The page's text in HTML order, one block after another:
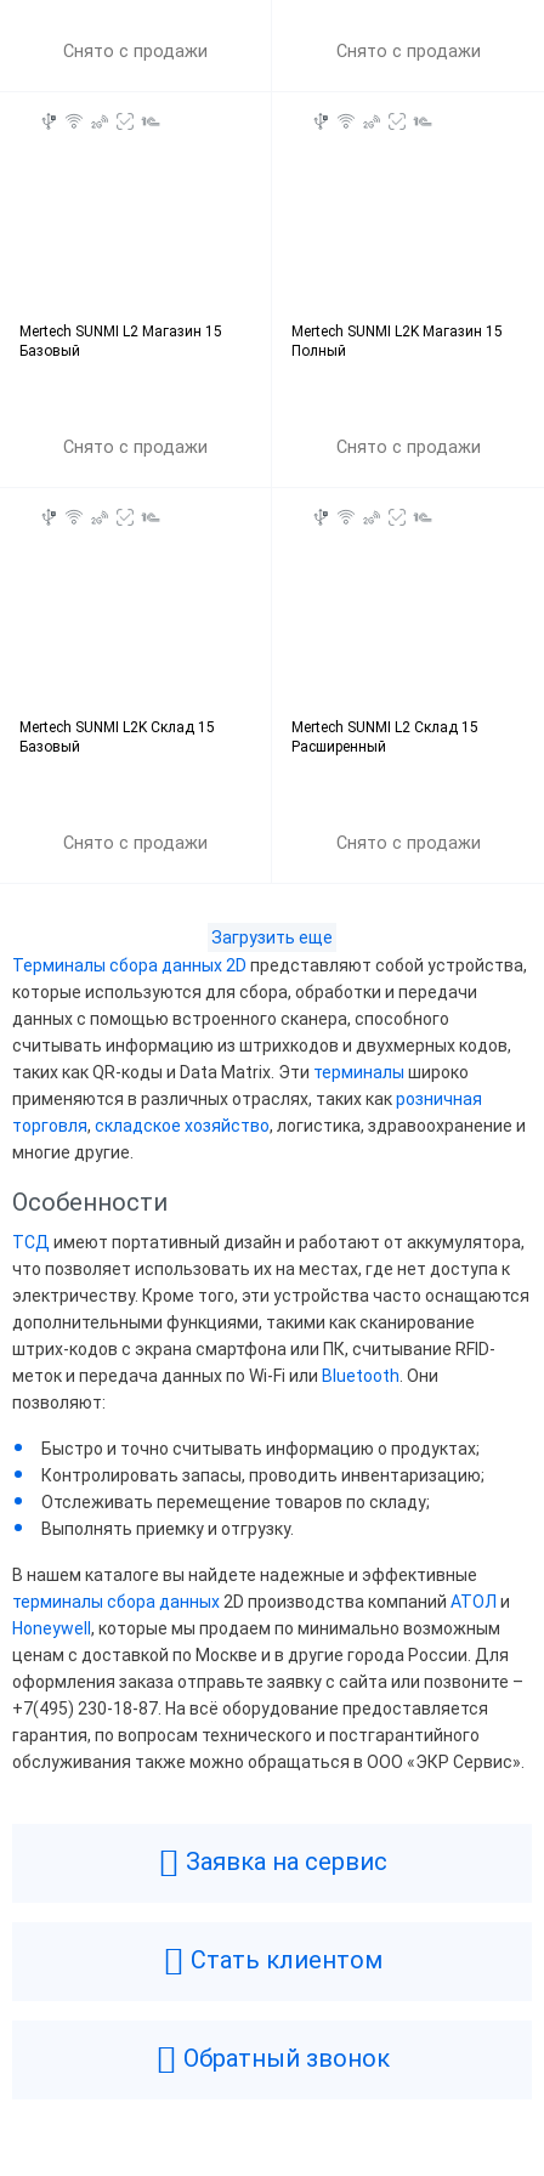
Снято с продажи Снято с продажи
Mertech SUNMI L2 Магазин 15
Базовый
Снято с продажи
Mertech SUNMI L2K Магазин 15
Полный
Снято с продажи
Mertech SUNMI L2K Склад 15
Базовый
Снято с продажи
Mertech SUNMI L2 Склад 15
Расширенный
Снято с продажи
Загрузить еще
Терминалы сбора данных 2D представляют собой устройства,
которые используются для сбора, обработки и передачи
данных с помощью встроенного сканера, способного
считывать информацию из штрихкодов и двухмерных кодов,
таких как QR-коды и Data Matrix. Эти терминалы широко
применяются в различных отраслях, таких какрозничная
торговля, складское хозяйство, логистика, здравоохранение и
многие другие.
Особенности
ТСД имеют портативный дизайн и работают от аккумулятора,
что позволяет использовать их на местах, где нет доступа к
электричеству. Кроме того, эти устройства часто оснащаются
дополнительными функциями, такими как сканирование
штрих-кодов с экрана смартфона или ПК, считывание RFID-
меток и передача данных по Wi-Fi или Bluetooth . Они
позволяют:
Быстро и точно считывать информацию о продуктах;
Контролировать запасы, проводить инвентаризацию;
Отслеживать перемещение товаров по складу;
Выполнять приемку и отгрузку.
В нашем каталоге вы найдете надежные и эффективные
терминалы сбора данных 2D производства компаний АТОЛ и
Honeywell , которые мы продаем по минимально возможным
ценам с доставкой по Москве и в другие города России. Для
оформления заказа отправьте заявку с сайта или позвоните –
+7(495) 230-18-87. На всё оборудование предоставляется
гарантия, по вопросам технического и постгарантийного
обслуживания также можно обращаться в ООО «ЭКР Сервис».
Заявка на сервис
Стать клиентом
Обратный звонок